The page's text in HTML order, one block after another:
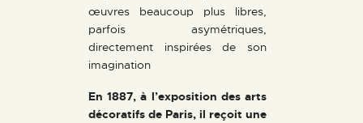
œuvres beaucoup plus libres,
parfois asymétriques,
directement inspirées de son
imagination
En 1887, à l’exposition des arts
décoratifs de Paris, il reçoit une